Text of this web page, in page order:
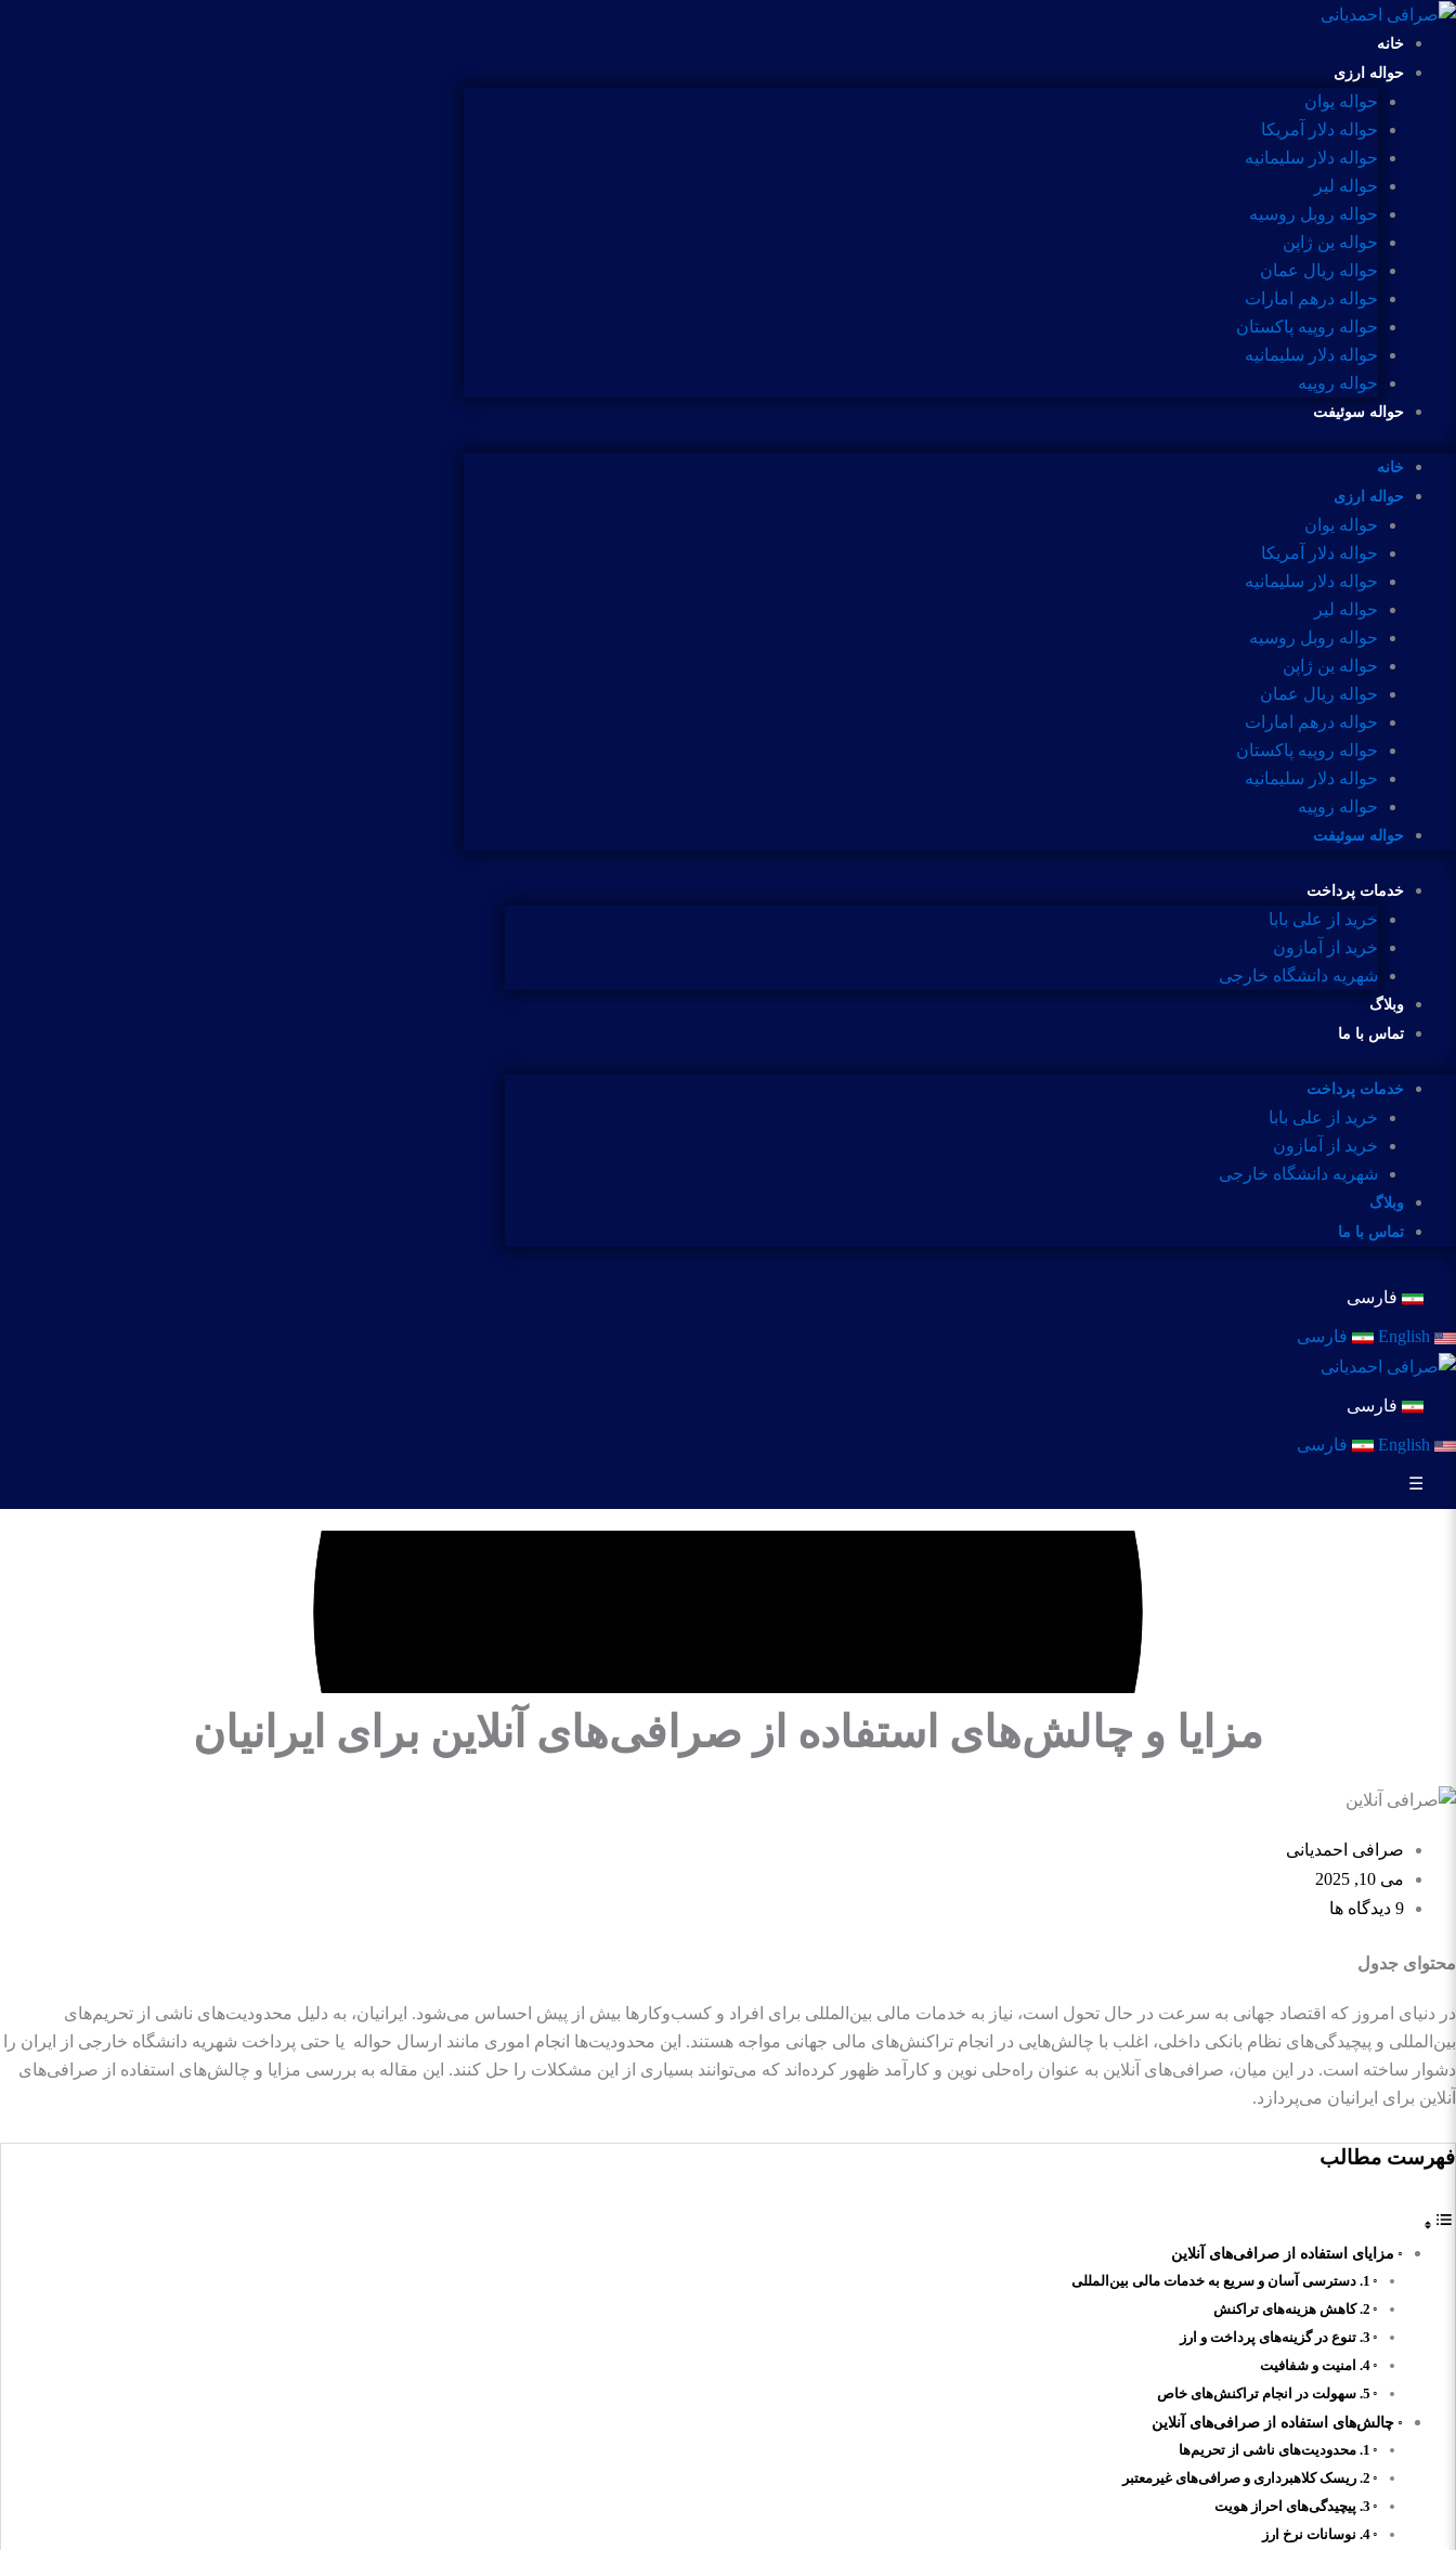
پرش
محتوا
خانه
حواله ارزی
حواله یوان
حواله دلار آمریکا
حواله دلار سلیمانیه
حواله لیر
حواله روبل روسیه
حواله ین ژاپن
حواله ریال عمان
حواله درهم امارات
حواله روپیه پاکستان
حواله دلار سلیمانیه
حواله روپیه
حواله سوئیفت
خانه
حواله ارزی
حواله یوان
حواله دلار آمریکا
حواله دلار سلیمانیه
حواله لیر
حواله روبل روسیه
حواله ین ژاپن
حواله ریال عمان
حواله درهم امارات
حواله روپیه پاکستان
حواله دلار سلیمانیه
حواله روپیه
حواله سوئیفت
خدمات پرداخت
خرید از علی بابا
خرید از آمازون
شهریه دانشگاه خارجی
وبلاگ
تماس با ما
خدمات پرداخت
خرید از علی بابا
خرید از آمازون
شهریه دانشگاه خارجی
وبلاگ
تماس با ما
فارسی
فارسی
فارسی
فارسی
☰
مزایا و چالش‌های استفاده از صرافی‌های آنلاین برای ایرانیان
صرافی احمدیانی
می 10, 2025
9 دیدگاه ها
محتوای جدول
در دنیای امروز که اقتصاد جهانی به سرعت در حال تحول است، نیاز به خدمات مالی بین‌المللی برای افراد و کسب‌وکارها بیش از پیش احساس می‌شود. ایرانیان، به دلیل محدودیت‌های ناشی از تحریم‌های
بین‌المللی و پیچیدگی‌های نظام بانکی داخلی، اغلب با چالش‌هایی در انجام تراکنش‌های مالی جهانی مواجه هستند. این محدودیت‌ها انجام اموری مانند ارسال حواله یا حتی پرداخت شهریه دانشگاه خارجی از ایران را
دشوار ساخته است. در این میان، صرافی‌های آنلاین به عنوان راه‌حلی نوین و کارآمد ظهور کرده‌اند که می‌توانند بسیاری از این مشکلات را حل کنند. این مقاله به بررسی مزایا و چالش‌های استفاده از صرافی‌های
آنلاین برای ایرانیان می‌پردازد.
فهرست مطالب
مزایای استفاده از صرافی‌های آنلاین
1. دسترسی آسان و سریع به خدمات مالی بین‌المللی
2. کاهش هزینه‌های تراکنش
3. تنوع در گزینه‌های پرداخت و ارز
4. امنیت و شفافیت
5. سهولت در انجام تراکنش‌های خاص
چالش‌های استفاده از صرافی‌های آنلاین
1. محدودیت‌های ناشی از تحریم‌ها
2. ریسک کلاهبرداری و صرافی‌های غیرمعتبر
3. پیچیدگی‌های احراز هویت
4. نوسانات نرخ ارز